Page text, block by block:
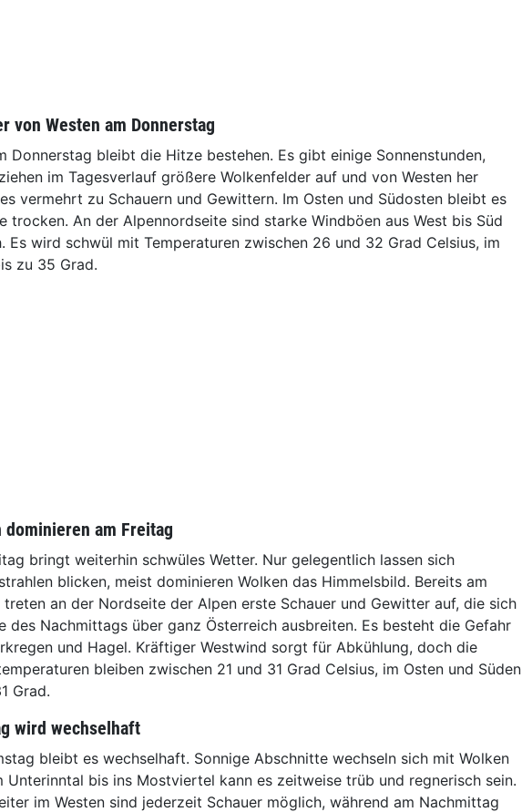
von Westen am Donnerstag
Donnerstag bleibt die Hitze bestehen. Es gibt einige Sonnenstunden,
im Tagesverlauf größere Wolkenfelder auf und von Westen her
vermehrt zu Schauern und Gewittern. Im Osten und Südosten bleibt es
trocken. An der Alpennordseite sind starke Windböen aus West bis Süd
Es wird schwül mit Temperaturen zwischen 26 und 32 Grad Celsius, im
zu 35 Grad.
dominieren am Freitag
bringt weiterhin schwüles Wetter. Nur gelegentlich lassen sich
blicken, meist dominieren Wolken das Himmelsbild. Bereits am
treten an der Nordseite der Alpen erste Schauer und Gewitter auf, die sich
des Nachmittags über ganz Österreich ausbreiten. Es besteht die Gefahr
und Hagel. Kräftiger Westwind sorgt für Abkühlung, doch die
bleiben zwischen 21 und 31 Grad Celsius, im Osten und Süden
Grad.
wird wechselhaft
bleibt es wechselhaft. Sonnige Abschnitte wechseln sich mit Wolken
Unterinntal bis ins Mostviertel kann es zeitweise trüb und regnerisch sein.
im Westen sind jederzeit Schauer möglich, während am Nachmittag